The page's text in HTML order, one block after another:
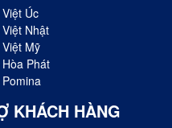
Úc
Nhật
Mỹ
Phát
KHÁCH HÀNG